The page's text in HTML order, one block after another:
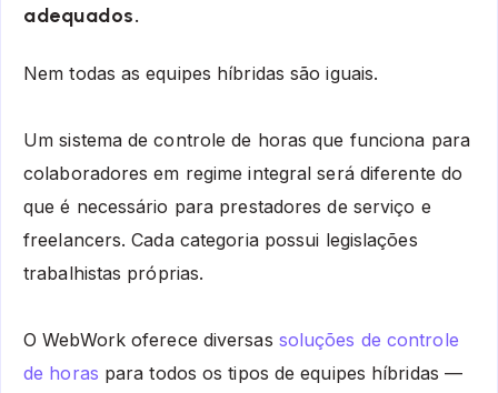
adequados.
Nem todas as equipes híbridas são iguais.
Um sistema de controle de horas que funciona para
colaboradores em regime integral será diferente do
que é necessário para prestadores de serviço e
freelancers. Cada categoria possui legislações
trabalhistas próprias.
O WebWork oferece diversas soluções de controle
de horas para todos os tipos de equipes híbridas —